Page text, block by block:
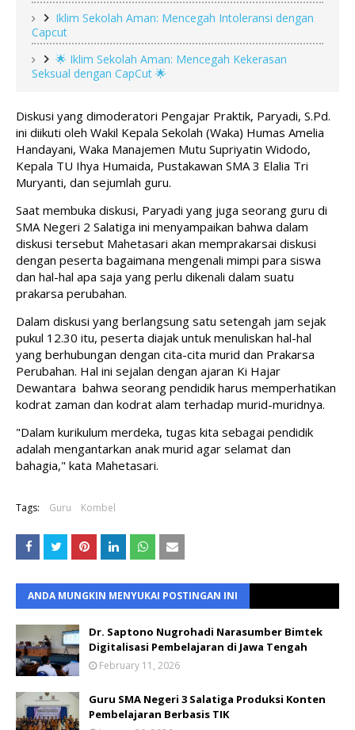
Iklim Sekolah Aman: Mencegah Intoleransi dengan
Capcut
🌟 Iklim Sekolah Aman: Mencegah Kekerasan
Seksual dengan CapCut 🌟
Diskusi yang dimoderatori Pengajar Praktik, Paryadi, S.Pd.
ini diikuti oleh Wakil Kepala Sekolah (Waka) Humas Amelia
Handayani, Waka Manajemen Mutu Supriyatin Widodo,
Kepala TU Ihya Humaida, Pustakawan SMA 3 Elalia Tri
Muryanti, dan sejumlah guru.
Saat membuka diskusi, Paryadi yang juga seorang guru di
SMA Negeri 2 Salatiga ini menyampaikan bahwa dalam
diskusi tersebut Mahetasari akan memprakarsai diskusi
dengan peserta bagaimana mengenali mimpi para siswa
dan hal-hal apa saja yang perlu dikenali dalam suatu
prakarsa perubahan.
Dalam diskusi yang berlangsung satu setengah jam sejak
pukul 12.30 itu, peserta diajak untuk menuliskan hal-hal
yang berhubungan dengan cita-cita murid dan Prakarsa
Perubahan. Hal ini sejalan dengan ajaran Ki Hajar
Dewantara  bahwa seorang pendidik harus memperhatikan
kodrat zaman dan kodrat alam terhadap murid-muridnya.
"Dalam kurikulum merdeka, tugas kita sebagai pendidik
adalah mengantarkan anak murid agar selamat dan
bahagia," kata Mahetasari.
Tags: Guru Kombel
ANDA MUNGKIN MENYUKAI POSTINGAN INI
Dr. Saptono Nugrohadi Narasumber Bimtek
Digitalisasi Pembelajaran di Jawa Tengah
February 11, 2026
Guru SMA Negeri 3 Salatiga Produksi Konten
Pembelajaran Berbasis TIK